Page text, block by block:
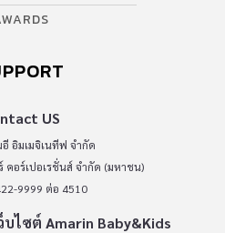
US
อี อิมเมจิเนทีฟ จำกัด
คอร์เปอเรชั่นส์ จำกัด (มหาชน)
9999 ต่อ 4510
ไซต์ Amarin Baby&Kids